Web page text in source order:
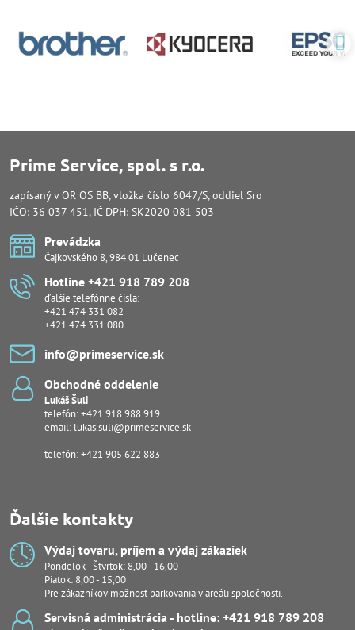
Prime Service, spol. s r.o.
zapísaný v OR OS BB, vložka číslo 6047/S, oddiel Sro
IČO: 36 037 451, IČ DPH: SK2020 081 503
Prevádzka
Čajkovského 8, 984 01 Lučenec
Hotline +421 918 789 208
ďalšie telefónne čísla:
+421 474 331 082
+421 474 331 080
info​@primeservice​.sk
Obchodné oddelenie
Lukáš Šuli
telefón:+421 918 988 919
email: lukas.suli@primeservice.sk
telefón: +421 905 622 883
Ďalšie kontakty
Výdaj tovaru, príjem a výdaj zákaziek
Pondelok - Štvrtok: 8,00 - 16,00
Piatok: 8,00 - 15,00
Pre zákazníkov možnosť parkovania v areáli spoločnosti.
Servisná administrácia - hotline: +421 918 789 208